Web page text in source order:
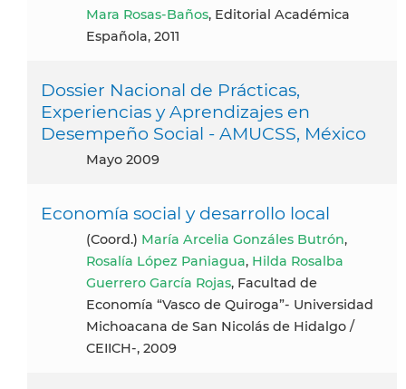
Mara Rosas-Baños, Editorial Académica
Española, 2011
Dossier Nacional de Prácticas,
Experiencias y Aprendizajes en
Desempeño Social - AMUCSS, México
mayo 2009
Economía social y desarrollo local
(coord.) María Arcelia Gonzáles Butrón,
Rosalía López Paniagua, Hilda Rosalba
Guerrero García Rojas, Facultad de
Economía “Vasco de Quiroga”- Universidad
Michoacana de San Nicolás de Hidalgo /
CEIICH-, 2009